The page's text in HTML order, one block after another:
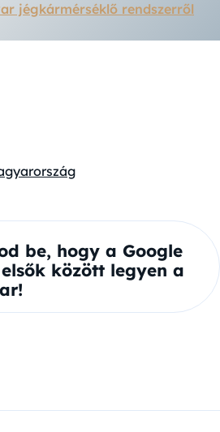
jégkármérséklő rendszerről
be, hogy a Google
között legyen a